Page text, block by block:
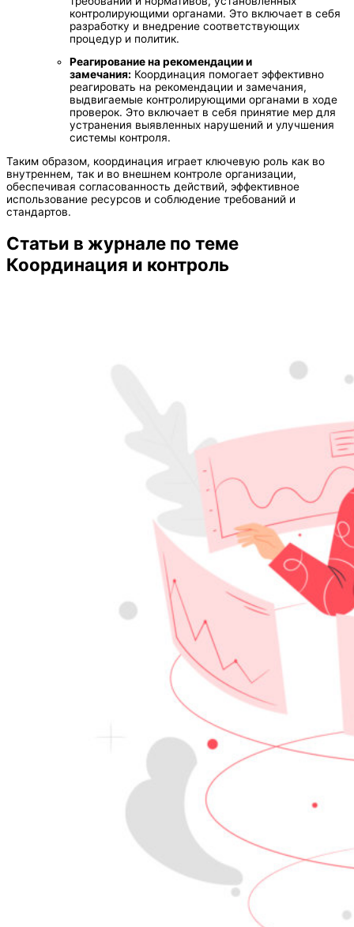
контролирующими органами. Это включает в себя
разработку и внедрение соответствующих
процедур и политик.
Реагирование на рекомендации и
замечания: Координация помогает эффективно
реагировать на рекомендации и замечания,
выдвигаемые контролирующими органами в ходе
проверок. Это включает в себя принятие мер для
устранения выявленных нарушений и улучшения
системы контроля.
Таким образом, координация играет ключевую роль как во
внутреннем, так и во внешнем контроле организации,
обеспечивая согласованность действий, эффективное
использование ресурсов и соблюдение требований и
стандартов.
Статьи в журнале по теме
Координация и контроль